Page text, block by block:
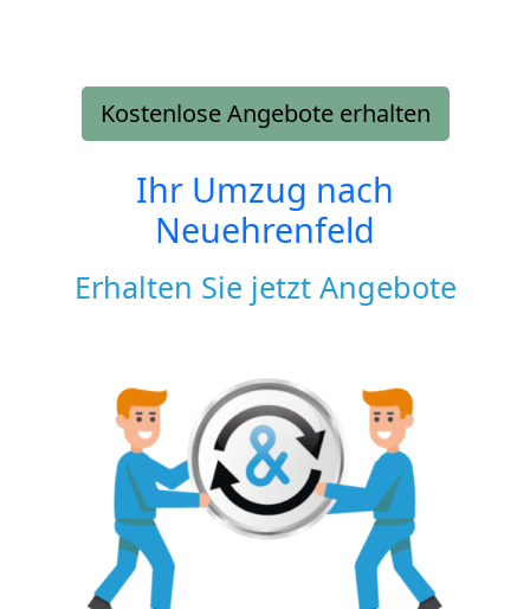
Kostenlose Angebote erhalten
Ihr Umzug nach
Neuehrenfeld
Erhalten Sie jetzt Angebote